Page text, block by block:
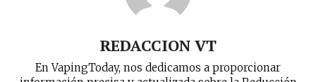
REDACCION VT
En VapingToday, nos dedicamos a proporcionar